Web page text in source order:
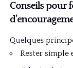
Conseils pour
Quelques
Rester simple